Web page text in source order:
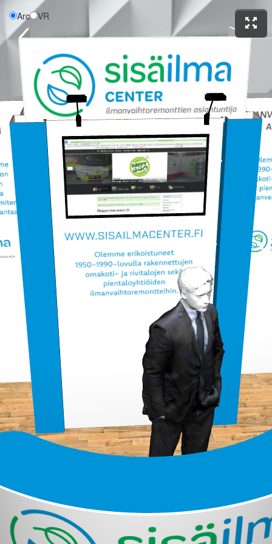
Arc VR